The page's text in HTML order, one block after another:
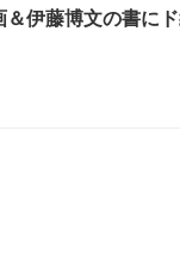
伊藤博文の書に